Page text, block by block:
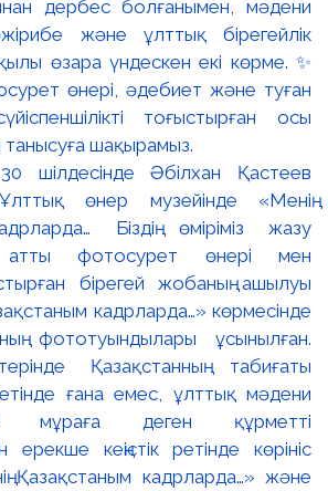
шілдесінде Әбілхан Қастеев
өнер музейінде «Менің
Біздің өміріміз жазу
атты фотосурет өнері мен
бірегей жобаның ашылуы
кадрларда…» көрмесінде
фототуындылары ұсынылған.
Қазақстанның табиғаты
ғана емес, ұлттық мәдени
мұраға деген құрметті
ерекше кеңістік ретінде көрініс
Қазақстаным кадрларда…» және